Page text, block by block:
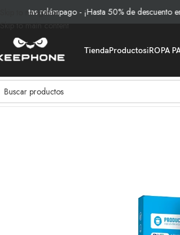
Skip to navigation
Skip to main content
relámpago - ¡Hasta 50% de descuento en
TiendaProductos¡ROPA
Inicio/Productos/Vidrios y Protección